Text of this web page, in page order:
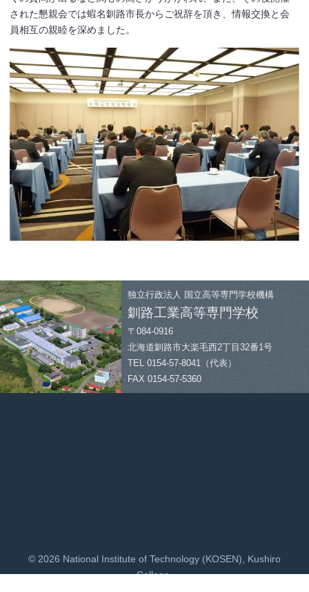
された懇親会では蝦名釧路市長からご祝辞を頂き、情報交換と会
員相互の親睦を深めました。
独立行政法人 国立高等専門学校機構
釧路工業高等専門学校
〒084-0916
北海道釧路市大楽毛西2丁目32番1号
TEL 0154-57-8041（代表）
FAX 0154-57-5360
© 2026 National Institute of Technology (KOSEN), Kushiro
College.